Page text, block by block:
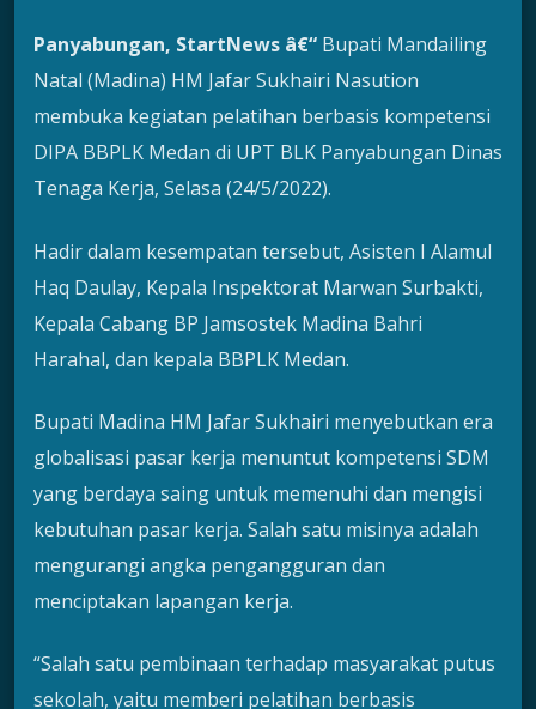
Panyabungan, StartNews â€“ Bupati Mandailing
Natal (Madina) HM Jafar Sukhairi Nasution
membuka kegiatan pelatihan berbasis kompetensi
DIPA BBPLK Medan di UPT BLK Panyabungan Dinas
Tenaga Kerja, Selasa (24/5/2022).
Hadir dalam kesempatan tersebut, Asisten I Alamul
Haq Daulay, Kepala Inspektorat Marwan Surbakti,
Kepala Cabang BP Jamsostek Madina Bahri
Harahal, dan kepala BBPLK Medan.
Bupati Madina HM Jafar Sukhairi menyebutkan era
globalisasi pasar kerja menuntut kompetensi SDM
yang berdaya saing untuk memenuhi dan mengisi
kebutuhan pasar kerja. Salah satu misinya adalah
mengurangi angka pengangguran dan
menciptakan lapangan kerja.
“Salah satu pembinaan terhadap masyarakat putus
sekolah, yaitu memberi pelatihan berbasis